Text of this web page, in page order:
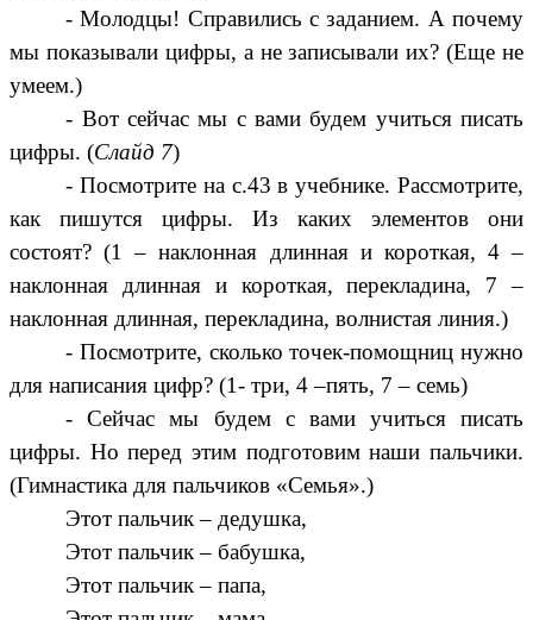
- Молодцы! Справились с заданием. А почему
мы показывали цифры, а не записывали их? (Еще не
умеем.)
- Вот сейчас мы с вами будем учиться писать
цифры. (Слайд 7)
- Посмотрите на с.43 в учебнике. Рассмотрите,
как пишутся цифры. Из каких элементов они
состоят? (1 – наклонная длинная и короткая, 4 –
наклонная длинная и короткая, перекладина, 7 –
наклонная длинная, перекладина, волнистая линия.)
- Посмотрите, сколько точек-помощниц нужно
для написания цифр? (1- три, 4 –пять, 7 – семь)
- Сейчас мы будем с вами учиться писать
цифры. Но перед этим подготовим наши пальчики.
(Гимнастика для пальчиков «Семья».)
Этот пальчик – дедушка,
Этот пальчик – бабушка,
Этот пальчик – папа,